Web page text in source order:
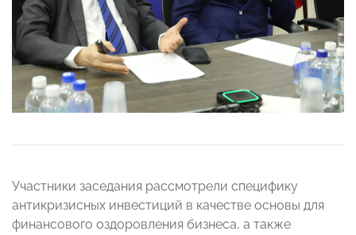
Участники заседания рассмотрели специфику
антикризисных инвестиций в качестве основы для
финансового оздоровления бизнеса, а также